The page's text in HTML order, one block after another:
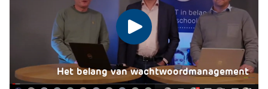
Het belang van wachtwoordmanagement
Speel
de
video